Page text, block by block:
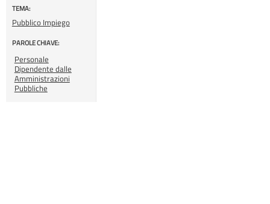
TEMA:
Pubblico Impiego
PAROLE CHIAVE:
Personale
Dipendente dalle
Amministrazioni
Pubbliche